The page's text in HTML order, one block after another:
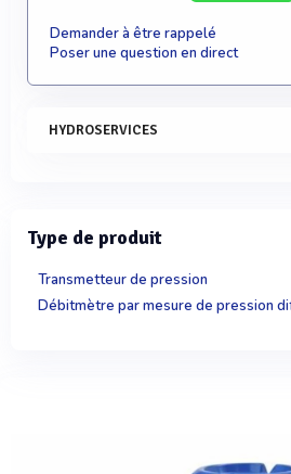
Demander à être rappelé
Poser une question en direct
HYDROSERVICES
Type de produit
Transmetteur de pression
Débitmètre par mesure de pression